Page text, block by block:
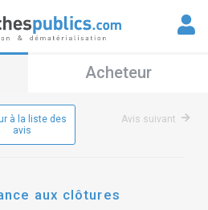
Acheteur
à la liste des
avis
Avis suivant
aux clôtures